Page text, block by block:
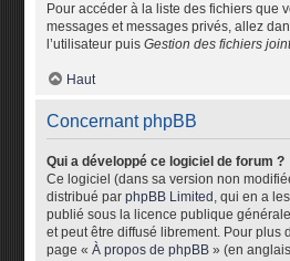
Pour accéder à la liste des fichiers que
messages et messages privés, allez
l’utilisateur puisGestion des fichiers
Haut
Concernant phpBB
Qui a développé ce logiciel de forum ?
Ce logiciel (dans sa version non
distribué parphpBB Limited , qui en a
publié sous la licence publique
et peut être diffusé librement. Pour plus
page «À propos de phpBB » (en